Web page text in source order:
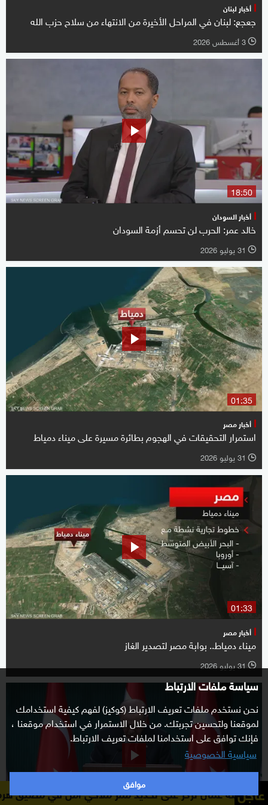
سياسة ملفات الارتباط
نحن نستخدم ملفات تعريف الارتباط (كوكيز) لفهم كيفية استخدامك
لموقعنا ولتحسين تجربتك. من خلال الاستمرار في استخدام موقعنا ،
فإنك توافق على استخدامنا لملفات تعريف الارتباط.
سياسية الخصوصية
موافق
أخبار لبنان
جعجع: لبنان في المراحل الأخيرة من الانتهاء من سلاح حزب الله
l 3 أغسطس 2026
18:50
أخبار السودان
خالد عمر: الحرب لن تحسم أزمة السودان
l 31 يوليو 2026
01:35
أخبار مصر
استمرار التحقيقات في الهجوم بطائرة مسيرة على ميناء دمياط
l 31 يوليو 2026
01:33
أخبار مصر
ميناء دمياط.. بوابة مصر لتصدير الغاز
l 31 يوليو 2026
عاجل
تحديد ممر ملاحي آمن في مضيق هرمز الخارجية